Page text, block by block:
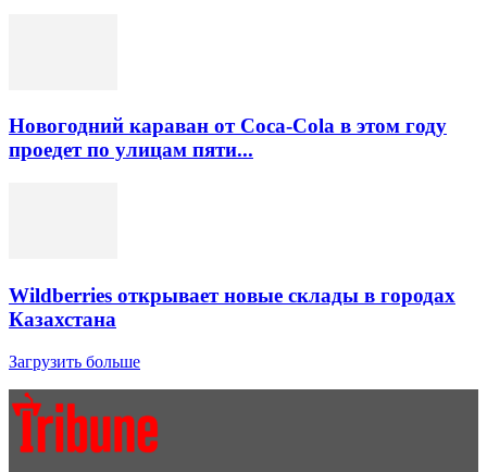
Новогодний караван от Coca-Cola в этом году
проедет по улицам пяти...
Wildberries открывает новые склады в городах
Казахстана
Загрузить больше